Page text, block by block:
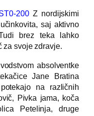
200Z nordijskimi
saj aktivno
brez teka lahko
za svoje zdravje.
absolventke
Jane Bratina
na različnih
Pivka jama, koča
Petelinja, druge